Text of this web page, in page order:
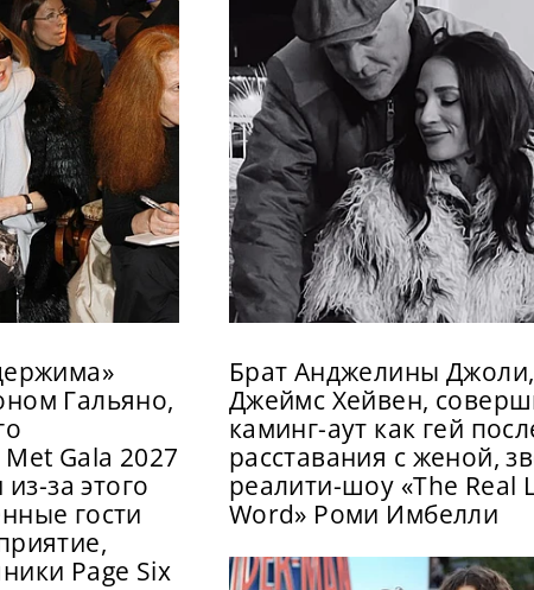
Гальяно,
Gala 2027
за этого
гости
Page Six
Брат Анджелины Джоли,
Джеймс Хейвен,
каминг-аут как гей
расставания с женой,
реалити-шоу «The Real
Word» Роми Имбелли